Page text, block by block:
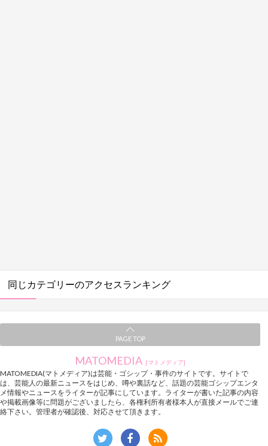
同じカテゴリーのアクセスランキング
PAGE TOP
MATOMEDIA [マトメディア]
MATOMEDIA(マトメディア)は芸能・ゴシップ・事件のサイトです。サイトで
は、芸能人の最新ニュースをはじめ、噂や裏話など、話題の芸能ゴシップエンタ
メ情報やニュースをライターが記事にしています。ライターが書いた記事の内容
や掲載画像等に問題がございましたら、各権利所有者様本人が直接メールでご連
絡下さい。管理者が確認後、対応させて頂きます。